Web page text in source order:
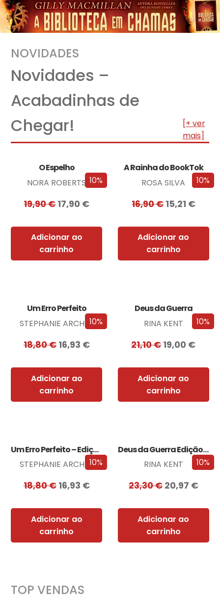
NOVIDADES
Novidades –
Acabadinhas de
Chegar!
[+ ver
mais]
10%
O Espelho
NORA ROBERTS
19,90€17,90 €
Adicionar ao
carrinho
10%
A Rainha do BookTok
ROSA SILVA
16,90€ 15,21 €
Adicionar ao
carrinho
10%
Um Erro Perfeito
STEPHANIE ARCHER
18,80€ 16,93 €
Adicionar ao
carrinho
10%
Deus da Guerra
RINA KENT
21,10€19,00 €
Adicionar ao
carrinho
10%
Um Erro Perfeito – Edição com EDGES
STEPHANIE ARCHER
18,80€ 16,93 €
Adicionar ao
carrinho
10%
Deus da Guerra Edição com EDGES
RINA KENT
23,30€ 20,97 €
Adicionar ao
carrinho
TOP VENDAS